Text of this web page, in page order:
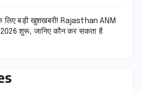
लिए बड़ी खुशखबरी! Rajasthan ANM
शुरू, जानिए कौन कर सकता है